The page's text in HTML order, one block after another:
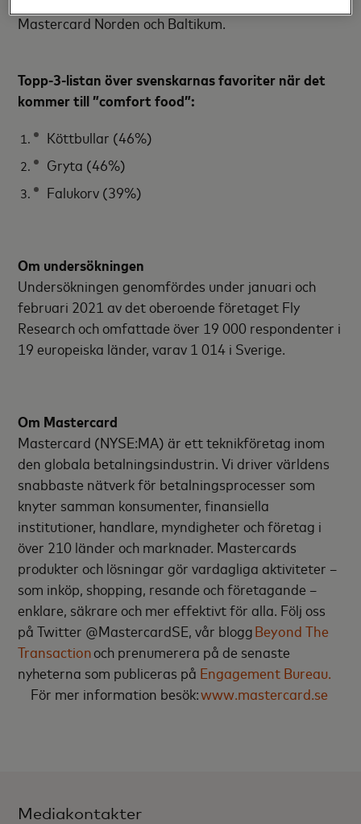
Mastercard Norden och Baltikum.
Topp-3-listan över svenskarnas favoriter när det
kommer till ”comfort food”:
Köttbullar (46%)
Gryta (46%)
Falukorv (39%)
Om undersökningen
Undersökningen genomfördes under januari och
februari 2021 av det oberoende företaget Fly
Research och omfattade över 19 000 respondenter i
19 europeiska länder, varav 1 014 i Sverige.
Om Mastercard
Mastercard (NYSE:MA) är ett teknikföretag inom
den globala betalningsindustrin. Vi driver världens
snabbaste nätverk för betalningsprocesser som
knyter samman konsumenter, finansiella
institutioner, handlare, myndigheter och företag i
över 210 länder och marknader. Mastercards
produkter och lösningar gör vardagliga aktiviteter –
som inköp, shopping, resande och företagande –
enklare, säkrare och mer effektivt för alla. Följ oss
på Twitter @MastercardSE, vår bloggBeyond The
Transactionoch prenumerera på de senaste
nyheterna som publiceras på Engagement Bureau.
För mer information besök:www.mastercard.se
Mediakontakter